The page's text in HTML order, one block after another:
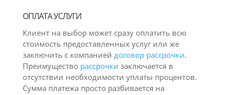
ОПЛАТА УСЛУГИ
Клиент на выбор может сразу оплатить всю
стоимость предоставленных услуг или же
заключить с компанией договор рассрочки.
Преимущество рассрочки заключается в
отсутствии необходимости уплаты процентов.
Сумма платежа просто разбивается на